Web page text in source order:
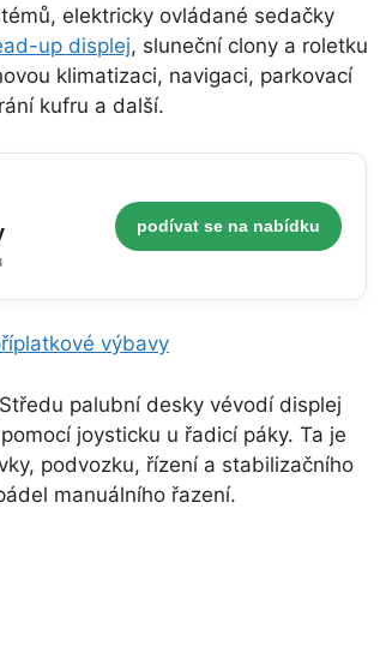
elektricky ovládané sedačky
up displej, sluneční clony a roletku
klimatizaci, navigaci, parkovací
kufru a další.
podívat se na nabídku
výbavy
palubní desky vévodí displej
joysticku u řadicí páky. Ta je
podvozku, řízení a stabilizačního
manuálního řazení.